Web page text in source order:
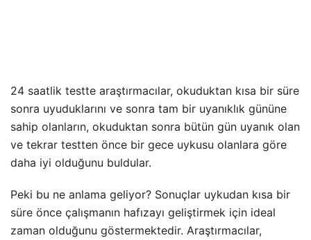
24 saatlik testte araştırmacılar, okuduktan kısa bir süre
sonra uyuduklarını ve sonra tam bir uyanıklık gününe
sahip olanların, okuduktan sonra bütün gün uyanık olan
ve tekrar testten önce bir gece uykusu olanlara göre
daha iyi olduğunu buldular.
Peki bu ne anlama geliyor? Sonuçlar uykudan kısa bir
süre önce çalışmanın hafızayı geliştirmek için ideal
zaman olduğunu göstermektedir. Araştırmacılar,